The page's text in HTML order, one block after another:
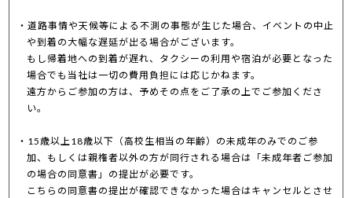
道路事情や天候等による不測の事態が生じた場合、イベントの中止
や到着の大幅な遅延が出る場合がございます。
もし帰着地への到着が遅れ、タクシーの利用や宿泊が必要となった
場合でも当社は一切の費用負担には応じかねます。
遠方からご参加の方は、予めその点をご了承の上でご参加くださ
い。
15歳以上18歳以下（高校生相当の年齢）の未成年のみでのご参
加、もしくは親権者以外の方が同行される場合は「未成年者ご参加
の場合の同意書」の提出が必要です。
こちらの同意書の提出が確認できなかった場合はキャンセルとさせ